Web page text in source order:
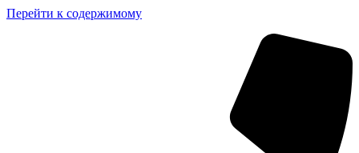
Перейти к содержимому